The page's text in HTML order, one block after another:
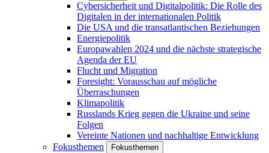
Cybersicherheit und Digitalpolitik: Die Rolle des
Digitalen in der internationalen Politik
Die USA und die transatlantischen Beziehungen
Energiepolitik
Europawahlen 2024 und die nächste strategische
Agenda der EU
Flucht und Migration
Foresight: Vorausschau auf mögliche
Überraschungen
Klimapolitik
Russlands Krieg gegen die Ukraine und seine
Folgen
Vereinte Nationen und nachhaltige Entwicklung
Fokusthemen
Fokusthemen